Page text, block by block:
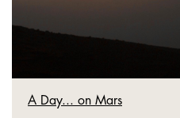
A Day... on Mars